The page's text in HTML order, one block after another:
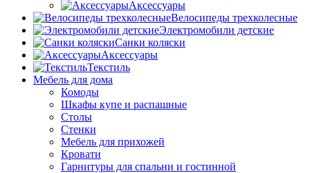
Аксессуары
Велосипеды трехколесные
Электромобили детские
Санки коляски
Аксессуары
Текстиль
Мебель для дома
Комоды
Шкафы купе и распашные
Столы
Стенки
Мебель для прихожей
Кровати
Гарнитуры для спальни и гостинной